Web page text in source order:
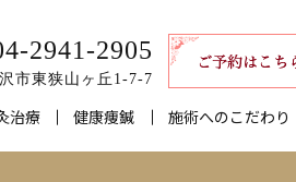
2941-2905
市東狭山ヶ丘1-7-7
治療 健康痩鍼 施術へのこだわり